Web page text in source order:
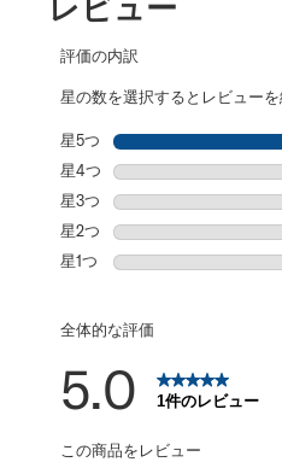
レビュー
評価の内訳
星の数を選択するとレビュー
星5つ 星
星4つ 星
星3つ 星
星2つ 星
星1つ
全体的な評価
5.0 1件のレビュー
この商品をレビュー